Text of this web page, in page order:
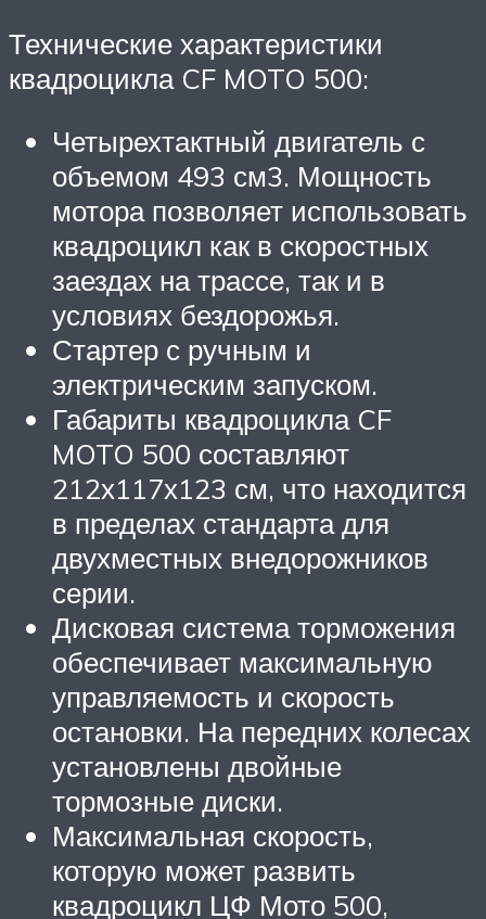
Технические характеристики
квадроцикла CF MOTO 500:
Четырехтактный двигатель с
объемом 493 см3. Мощность
мотора позволяет использовать
квадроцикл как в скоростных
заездах на трассе, так и в
условиях бездорожья.
Стартер с ручным и
электрическим запуском.
Габариты квадроцикла CF
MOTO 500 составляют
212х117х123 см, что находится
в пределах стандарта для
двухместных внедорожников
серии.
Дисковая система торможения
обеспечивает максимальную
управляемость и скорость
остановки. На передних колесах
установлены двойные
тормозные диски.
Максимальная скорость,
которую может развить
квадроцикл ЦФ Мото 500,